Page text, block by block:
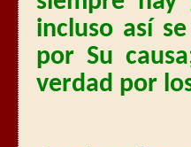
incluso así
por Su
verdad por